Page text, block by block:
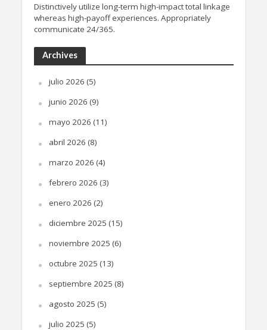
Distinctively utilize long-term high-impact total linkage
whereas high-payoff experiences. Appropriately
communicate 24/365.
Archives
julio 2026 (5)
junio 2026 (9)
mayo 2026 (11)
abril 2026 (8)
marzo 2026 (4)
febrero 2026 (3)
enero 2026 (2)
diciembre 2025 (15)
noviembre 2025 (6)
octubre 2025 (13)
septiembre 2025 (8)
agosto 2025 (5)
julio 2025 (5)